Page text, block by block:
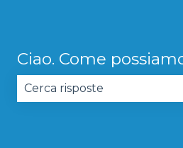
Ciao. Come